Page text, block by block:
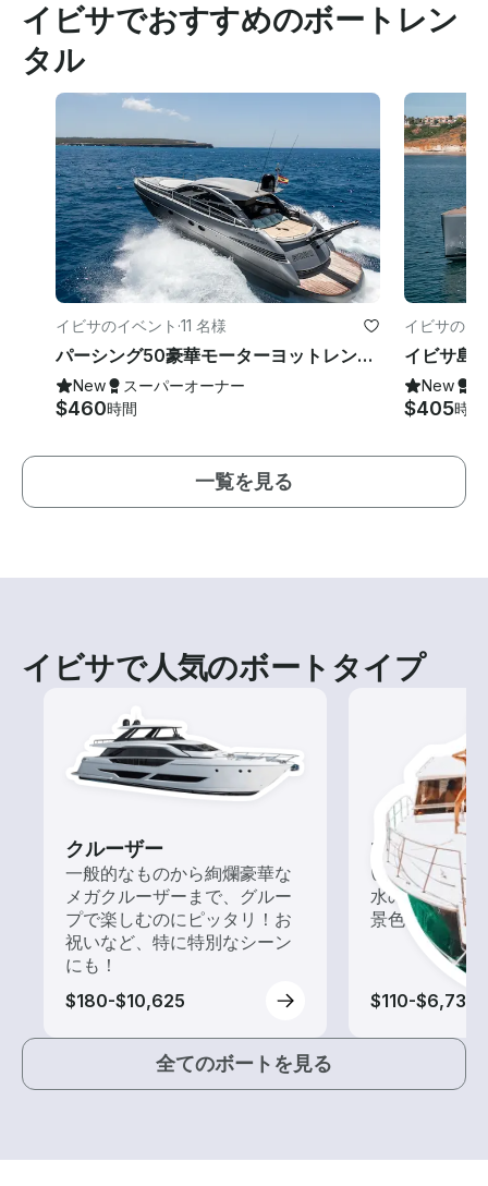
イビサでおすすめのボートレン
タル
イビサのイベント ·11 名様
パーシング50豪華モーターヨットレンタル（イビサ島、バレアレス諸島）11名様
New スーパーオーナー
$460時間
イビサのイ
New
$405時間
一覧を見る
イビサで人気のボートタイプ
クルーザー
一般的なものから絢爛豪華な
メガクルーザーまで、グルー
プで楽しむのにピッタリ！お
祝いなど、特に特別なシーン
にも！
$180-$10,625
ツアー
いろんな再発
水の上から眺
景色を楽しも
$110-$6,735
全てのボートを見る